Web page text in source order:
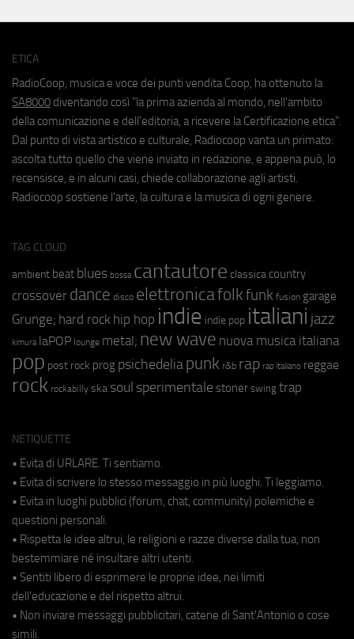
ETICA
RadioCoop, musica e voce dei punti vendita Coop, ha ottenuto la
SA8000 diventando così "la prima azienda al mondo, nell'ambito
della comunicazione e dell'editoria, a ricevere la Certificazione etica".
Dal punto di vista artistico e culturale, Radiocoop vanta un primato:
ascolta tutto quello che viene inviato in redazione, e appena può, lo
recensisce, e in alcuni casi, chiede collaborazione agli artisti.
Radiocoop sostiene l'arte, la cultura e la musica di ogni genere.
TAG CLOUD
ambient beat blues bossa cantautore classica country
crossover dance disco elettronicafolkfunk fusion garage
Grunge; hard rock hip hop indie indie pop italiani jazz
kimura laPOP lounge metal; new wave nuova musica italiana
pop post rock prog psichedeliapunk r&b rap rap italiano reggae
rock rockabilly ska soul sperimentale stoner swing trap
NETIQUETTE
• Evita di URLARE. Ti sentiamo.
• Evita di scrivere lo stesso messaggio in più luoghi. Ti leggiamo.
• Evita in luoghi pubblici (forum, chat, community) polemiche e
questioni personali.
• Rispetta le idee altrui, le religioni e razze diverse dalla tua, non
bestemmiare né insultare altri utenti.
• Sentiti libero di esprimere le proprie idee, nei limiti
dell'educazione e del rispetto altrui.
• Non inviare messaggi pubblicitari, catene di Sant'Antonio o cose
simili.